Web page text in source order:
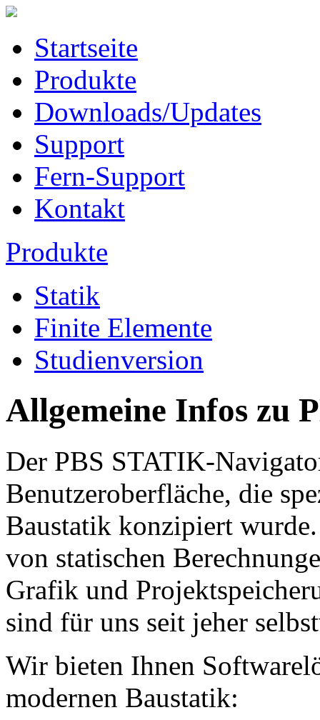
Startseite
Produkte
Downloads/Updates
Support
Fern-Support
Kontakt
Produkte
Statik
Finite Elemente
Studienversion
Allgemeine Infos zu
Der PBS STATIK-
Benutzeroberfläche, die
Baustatik konzipiert
von statischen
Grafik und
sind für uns seit jeher
Wir bieten Ihnen
modernen Baustatik: